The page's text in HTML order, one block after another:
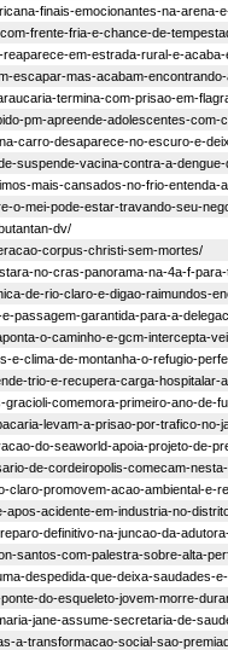
finais-emocionantes-na-
frente-fria-e-chance-de-
em-estrada-rural-e-
escapar-mas-acabam-
termina-com-prisao-em-
pm-apreende-adolescentes-
carro-desaparece-no-escuro-e-
suspende-vacina-contra-a-
mais-cansados-no-frio-entenda-
o-mei-pode-estar-travando-seu-
dv/
corpus-christi-sem-mortes/
no-cras-panorama-na-4a-f-
de-rio-claro-e-digao-raimundos-
passagem-garantida-para-a-
o-caminho-e-gcm-intercepta-
e-clima-de-montanha-o-refugio-
trio-e-recupera-carga-hospitalar-
comemora-primeiro-ano-de-
levam-a-prisao-por-trafico-no-
do-seaworld-apoia-projeto-de-
de-cordeiropolis-comecam-
claro-promovem-acao-ambiental-e-
acidente-em-industria-no-
definitivo-na-juncao-da-
santos-com-palestra-sobre-alta-
despedida-que-deixa-saudades-
do-esqueleto-jovem-morre-
jane-assume-secretaria-de-
a-transformacao-social-sao-